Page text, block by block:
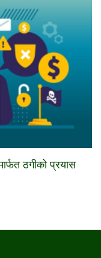
ठगीको प्रयास